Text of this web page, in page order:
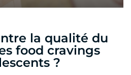
la qualité du
food cravings
?